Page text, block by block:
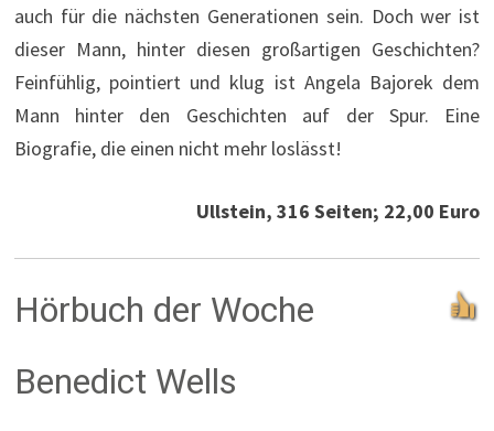
auch für die nächsten Generationen sein. Doch wer ist
dieser Mann, hinter diesen großartigen Geschichten?
Feinfühlig, pointiert und klug ist Angela Bajorek dem
Mann hinter den Geschichten auf der Spur. Eine
Biografie, die einen nicht mehr loslässt!
Ullstein, 316 Seiten; 22,00 Euro
Hörbuch der Woche
Benedict Wells